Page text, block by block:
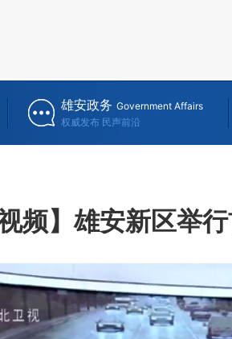
雄安政务 Government Affairs
权威发布 民声前沿
频】雄安新区举